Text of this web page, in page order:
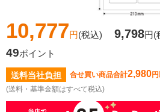
10,777円(税込) 9,798円(
49ポイント
送料当社負担 合せ買い商品合計2,980
(送料・基準金額はすべて税込)